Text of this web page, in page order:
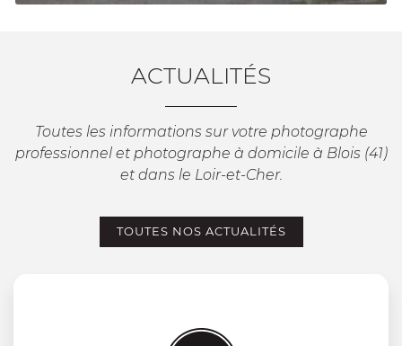
ACTUALITÉS
Toutes les informations sur votre photographe
professionnel et photographe à domicile à Blois (41)
et dans le Loir-et-Cher.
TOUTES NOS ACTUALITÉS